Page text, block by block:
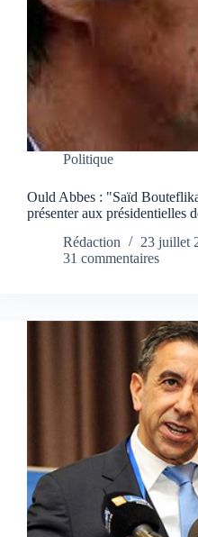
Politique
Ould Abbes : "Saïd
présenter aux présidentielles
Rédaction
23 juillet
31 commentaires